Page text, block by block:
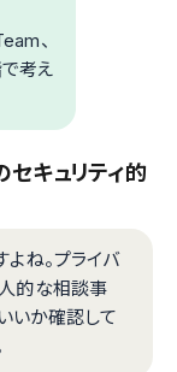
、
考え
キュリティ的
ね。プライバ
的な相談事
いか確認して